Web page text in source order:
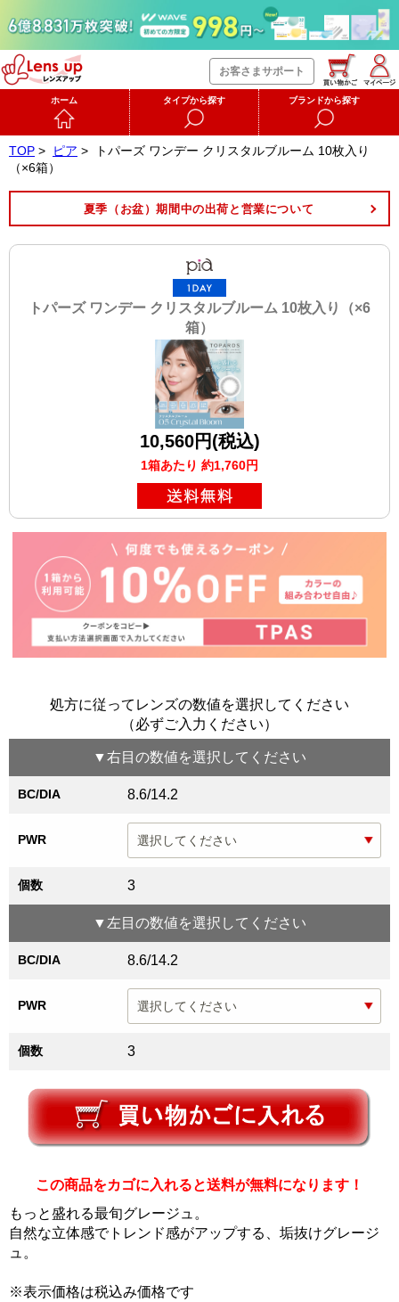
お客さまサポート
ホーム タイプから探す ブランドから探す
TOP > ピア >
トパーズ ワンデー クリスタルブルーム 10枚入り
（×6箱）
夏季（お盆）期間中の出荷と営業について
トパーズ ワンデー クリスタルブルーム 10枚入り（×6
箱）
10,560円(税込)
1箱あたり 約1,760円
処方に従ってレンズの数値を選択してください
（必ずご入力ください）
▼右目 の数値を選択してください
BC/DIA 8.6/14.2
PWR
個数 3
▼左目 の数値を選択してください
BC/DIA 8.6/14.2
PWR
個数 3
この商品をカゴに入れると送料が無料になります！
もっと盛れる最旬グレージュ。
自然な立体感でトレンド感がアップする、垢抜けグレージ
ュ。
※表示価格は税込み価格です